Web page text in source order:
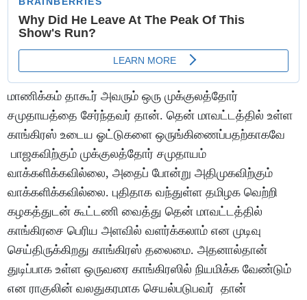
மாணிக்கம் தாகூர் அவரும் ஒரு முக்குலத்தோர்
சமுதாயத்தை சேர்ந்தவர் தான். தென் மாவட்டத்தில் உள்ள
காங்கிரஸ் உடைய ஓட்டுகளை ஒருங்கிணைப்பதற்காகவே
பாஜகவிற்கும் முக்குலத்தோர் சமுதாயம்
வாக்களிக்கவில்லை, அதைப் போன்று அதிமுகவிற்கும்
வாக்களிக்கவில்லை. புதிதாக வந்துள்ள தமிழக வெற்றி
கழகத்துடன் கூட்டணி வைத்து தென் மாவட்டத்தில்
காங்கிரசை பெரிய அளவில் வளர்க்கலாம் என முடிவு
செய்திருக்கிறது காங்கிரஸ் தலைமை. அதனால்தான்
துடிப்பாக உள்ள ஒருவரை காங்கிரஸில் நியமிக்க வேண்டும்
என ராகுலின் வலதுகரமாக செயல்படுபவர் தான்